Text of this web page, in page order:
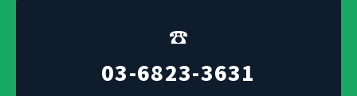
☎
03-6823-3631